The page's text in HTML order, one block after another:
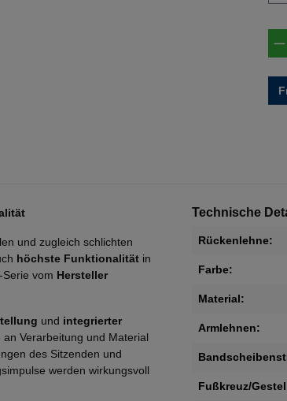
und zugleich schlichten
höchste Funktionalität in
vom Hersteller
und integrierter
Verarbeitung und Material
des Sitzenden und
werden wirkungsvoll
Technische
Rückenlehne:
Farbe:
Material:
Armlehnen:
Fußkreuz/